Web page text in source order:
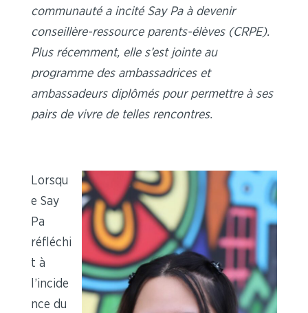
communauté a incité Say Pa à devenir
conseillère-ressource parents-élèves (CRPE).
Plus récemment, elle s’est jointe au
programme des ambassadrices et
ambassadeurs diplômés pour permettre à ses
pairs de vivre de telles rencontres.
Lorsqu
e Say
Pa
réfléchi
t à
l’incide
nce du